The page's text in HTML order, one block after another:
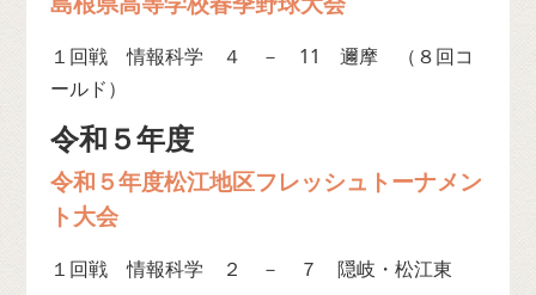
１回戦 情報科学 ４ － 11 邇摩 （８回コ
ールド）
令和５年度
令和５年度松江地区フレッシュトーナメン
ト大会
１回戦 情報科学 ２ － ７ 隠岐・松江東